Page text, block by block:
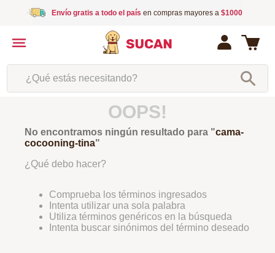
Envío gratis a todo el país en compras mayores a $1000
¿Qué estás necesitando?
OOPS!
No encontramos ningún resultado para "cama-
cocooning-tina"
¿Qué debo hacer?
Comprueba los términos ingresados
Intenta utilizar una sola palabra
Utiliza términos genéricos en la búsqueda
Intenta buscar sinónimos del término deseado